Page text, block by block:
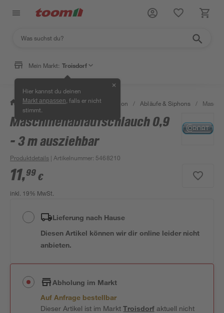
Mein Markt: Troisdorf
Hier kannst du deinen
Markt anpassen , falls er nicht
stimmt.
✕
/ Bad & Sanitär / Sanitärinstallation / Abläufe & Siphons /
Maschinenablaufschlauch 0,9
- 3 m ausziehbar
Produktdetails | Artikelnummer: 5468210
11,99 €
inkl. 19% MwSt.
Lieferung nach Hause
Diesen Artikel können wir dir online leider nicht
anbieten.
Abholung im Markt
Auf Anfrage bestellbar
Dieser Artikel ist im MarktTroisdorfaktuell nicht